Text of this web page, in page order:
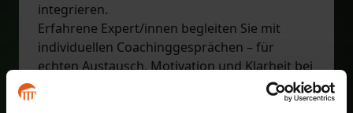
integrieren.
Erfahrene Expert/innen begleiten Sie mit
individuellen Coachinggesprächen – für
echten Austausch, Motivation und Klarheit bei
Setzen Sie Ihr Wissen direkt im Alltag um –